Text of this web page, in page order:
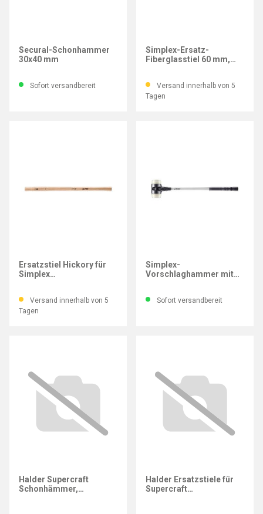
Secural-Schonhammer
30x40 mm
Sofort versandbereit
Simplex-Ersatz-
Fiberglasstiel 60 mm,
Versand innerhalb von 5
Tagen
Ersatzstiel Hickory für
Simplex
Versand innerhalb von 5
Tagen
Simplex-
Vorschlaghammer mit
Sofort versandbereit
Halder Supercraft
Schonhämmer,
Halder Ersatzstiele für
Supercraft